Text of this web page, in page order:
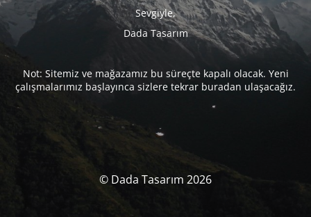
Sevgiyle,
Dada Tasarım
Not: Sitemiz ve mağazamız bu süreçte kapalı olacak. Yeni
çalışmalarımız başlayınca sizlere tekrar buradan ulaşacağız.
© Dada Tasarım 2026